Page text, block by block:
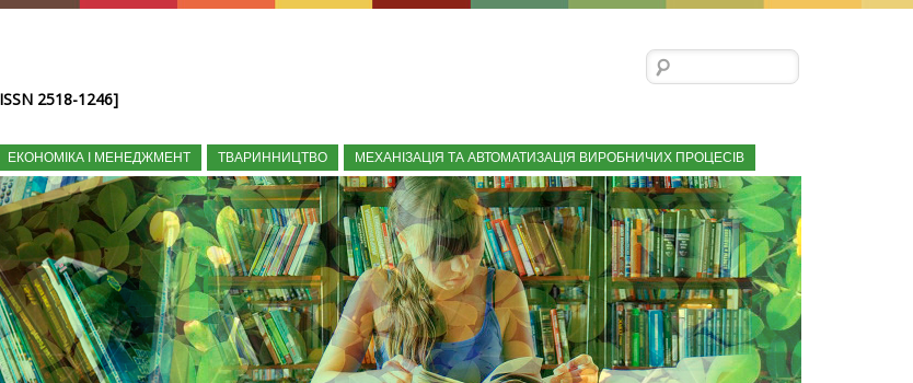
2518-1246]
Пошук:
ЕКОНОМІКА І МЕНЕДЖМЕНТ ТВАРИННИЦТВО МЕХАНІЗАЦІЯ ТА АВТОМАТИЗАЦІЯ ВИРОБНИЧИХ ПРОЦЕСІВ